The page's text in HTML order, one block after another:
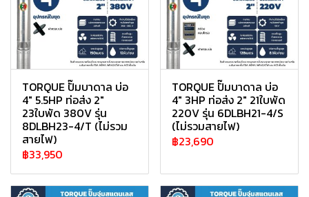
TORQUE ปั๊มบาดาล บ่อ
4" 5.5HP ท่อส่ง 2"
23ใบพัด 380V รุ่น
8DLBH23-4/T (ไม่รวม
สายไฟ)
฿33,950
TORQUE ปั๊มบาดาล บ่อ
4" 3HP ท่อส่ง 2" 21ใบพัด
220V รุ่น 6DLBH21-4/S
(ไม่รวมสายไฟ)
฿23,690